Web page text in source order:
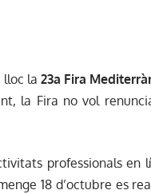
lloc la 23a Fira
la Fira no vol
professionals en
18 d’octubre es